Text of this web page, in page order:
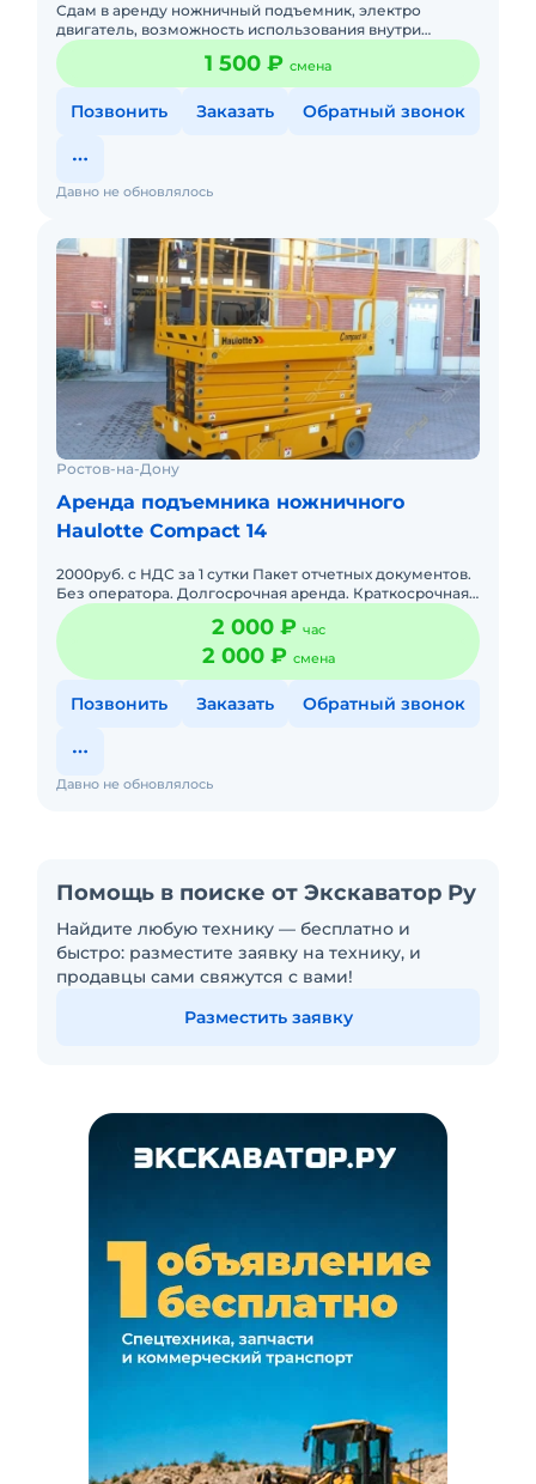
Сдам в аренду ножничный подъемник, электро
двигатель, возможность использования внутри
эксплуатируемого помещения. Рабочая высота от 6 до
14м. Возможна доставка1 500 ₽ смена
Позвонить Заказать Обратный звонок
Давно не обновлялось
Ростов-на-Дону
Аренда подъемника ножничного
Haulotte Compact 14
2000руб. с НДС за 1 сутки Пакет отчетных документов.
Без оператора. Долгосрочная аренда. Краткосрочная
аренда. Доставка силами заказчика. Техника с малой
нара
2 000 ₽ час
2 000 ₽ смена
Позвонить Заказать Обратный звонок
Давно не обновлялось
Помощь в поиске от Экскаватор Ру
Найдите любую технику — бесплатно и
быстро: разместите заявку на технику, и
продавцы сами свяжутся с вами!
Разместить заявку